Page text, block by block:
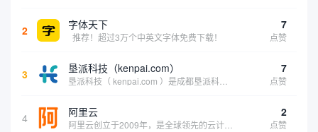
2 字体天下
推荐！超过3万个中英文字体免费下载！
7
点赞
3 垦派科技（kenpai.com） 7
点赞
4 阿里云 2
点赞